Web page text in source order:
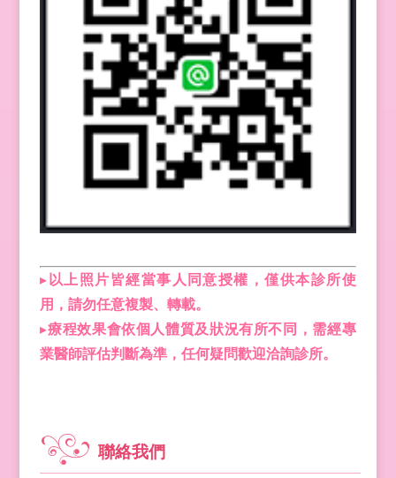
▸ 以上照片皆經當事人同意授權，僅供本診所使
用，請勿任意複製、轉載。
▸療程效果會依個人體質及狀況有所不同，需經專
業醫師評估判斷為準，任何疑問歡迎洽詢診所。
聯絡我們